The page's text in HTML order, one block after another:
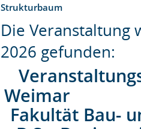
Strukturbaum
Die Veranstaltung
2026 gefunden:
Weimar
Fakultät Bau-